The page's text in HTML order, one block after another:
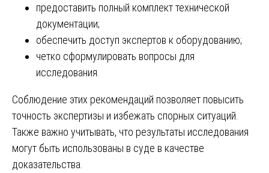
предоставить полный комплект технической
документации;
обеспечить доступ экспертов к оборудованию;
четко сформулировать вопросы для
исследования.
Соблюдение этих рекомендаций позволяет повысить
точность экспертизы и избежать спорных ситуаций.
Также важно учитывать, что результаты исследования
могут быть использованы в суде в качестве
доказательства.